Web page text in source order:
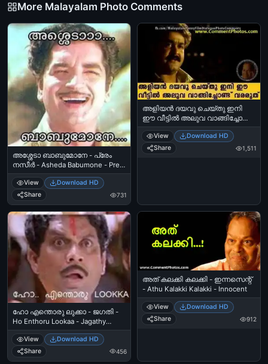
More Malayalam Photo Comments
അശ്ശേടാ ബാബുമോനേ - പ്രേം
നസീര്‍ - Asheda Babumone - Prem
Naseer
View
Download HD
Share
731
അളിയന്‍ ദയവു ചെയ്തു ഇനി
ഈ വീട്ടില്‍ അലുവ വാങ്ങിച്ചോണ്ട്
വരരുത് - മോഹന്‍ലാല്‍ മിഥുനം -
Aliyan dhayavu cheythu ini ee
veettil aluva vaangichond vararuth
- Mohanlal in Midhunam
View
Download HD
Share
1,511
ഹോ എന്തൊരു ലുക്കാ - ജഗതി -
Ho Enthoru Lookaa - Jagathy
Sreekumar
View
Download HD
Share
456
അത് കലക്കി കലക്കി - ഇന്നസെന്റ്
- Athu Kalakki Kalakki - Innocent
View
Download HD
Share
912